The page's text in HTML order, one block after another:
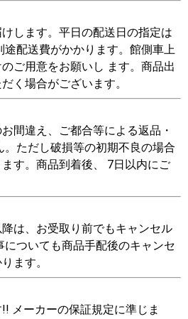
します。平日の配送日の指定は
配送費がかかります。館側車上
ご用意をお願いし ます。商品出
く場合がございます。
間違え、ご都合等による返品・
ただし破損等の初期不良の場合
す。商品到着後、 7日以内にご
は、お受取り前でもキャンセル
についても商品手配後のキャンセ
ます。
メーカーの保証規定に準じま